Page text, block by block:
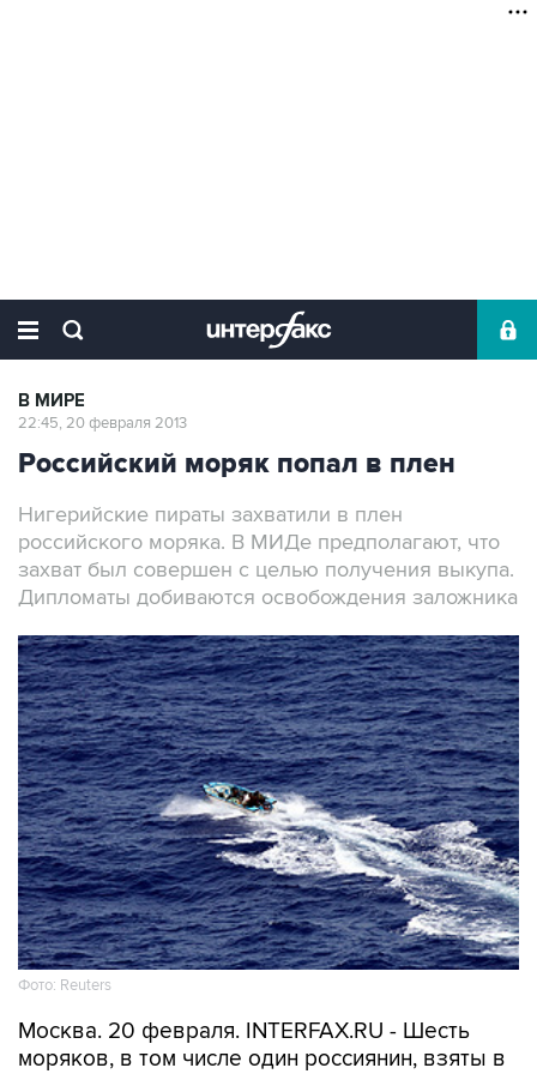
В МИРЕ
22:45, 20 февраля 2013
Российский моряк попал в плен
Нигерийские пираты захватили в плен
российского моряка. В МИДе предполагают, что
захват был совершен с целью получения выкупа.
Дипломаты добиваются освобождения заложника
Фото: Reuters
Москва. 20 февраля. INTERFAX.RU - Шесть
моряков, в том числе один россиянин, взяты в